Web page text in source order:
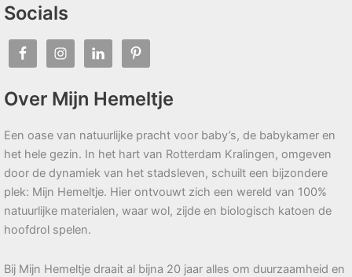
Socials
Over Mijn Hemeltje
Een oase van natuurlijke pracht voor baby’s, de babykamer en
het hele gezin. In het hart van Rotterdam Kralingen, omgeven
door de dynamiek van het stadsleven, schuilt een bijzondere
plek: Mijn Hemeltje. Hier ontvouwt zich een wereld van 100%
natuurlijke materialen, waar wol, zijde en biologisch katoen de
hoofdrol spelen.
Bij Mijn Hemeltje draait al bijna 20 jaar alles om duurzaamheid en